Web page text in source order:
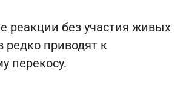
реакции без участия живых
редко приводят к
перекосу.